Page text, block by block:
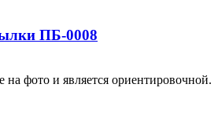
ПБ-0008
на фото и является ориентировочной.